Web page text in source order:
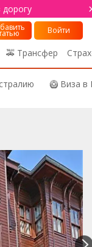
дорогу
🚕 Трансфер
Войти
🥝 Виза